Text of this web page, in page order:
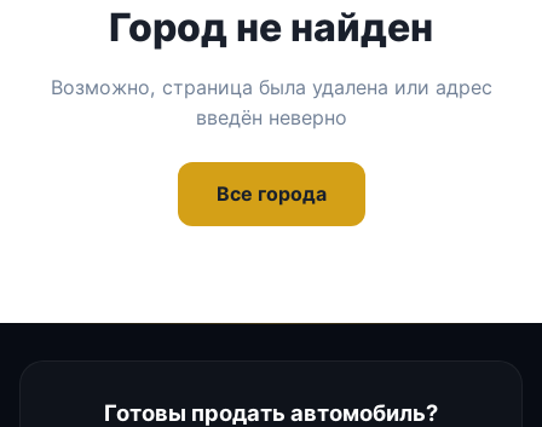
Город не найден
Возможно, страница была удалена или адрес
введён неверно
Все города
Готовы продать автомобиль?